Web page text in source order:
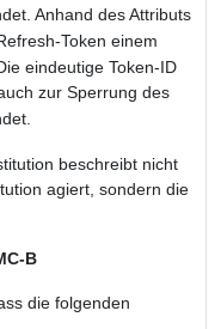
Anhand des Attributs
Token einem
eindeutige Token-ID
zur Sperrung des
beschreibt nicht
agiert, sondern die
B
die folgenden